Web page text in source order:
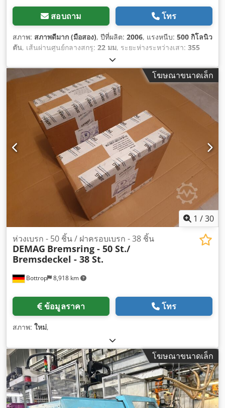
สอบถาม โทร
สภาพ: สภาพดีมาก (มือสอง), ปีที่ผลิต: 2006, แรงหนีบ: 500 กิโลนิว
ตัน, เส้นผ่านศูนย์กลางสกรู: 22 มม, ระยะห่างระหว่างเสา: 355
41 ซม.³, แรงดันการฉีด:
หนักฉีด:37 g, ความสูงของแม่พิมพ์ (ต่ำสุด):210 มม, น้ำหนักรวม:
2,700 กก.
โฆษณาขนาดเล็ก
1 /30
Bottrop 8,918 km
ห่วงเบรก - 50 ชิ้น / ฝาครอบเบรก - 38 ชิ้น
DEMAG Bremsring - 50 St./
Bremsdeckel - 38 St.
ข้อมูลราคา โทร
สภาพ: ใหม่,
โฆษณาขนาดเล็ก